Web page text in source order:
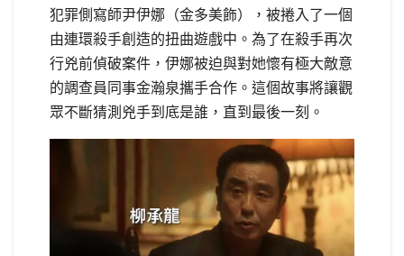
犯罪側寫師尹伊娜（金多美飾），被捲入了一個
由連環殺手創造的扭曲遊戲中。為了在殺手再次
行兇前偵破案件，伊娜被迫與對她懷有極大敵意
的調查員同事金瀚泉攜手合作。這個故事將讓觀
眾不斷猜測兇手到底是誰，直到最後一刻。